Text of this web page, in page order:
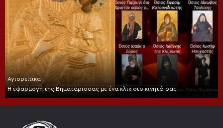
Αγιορείτικα
Η εφαρμογή της Βηματάρισσας με ένα κλικ στο κινητό σας